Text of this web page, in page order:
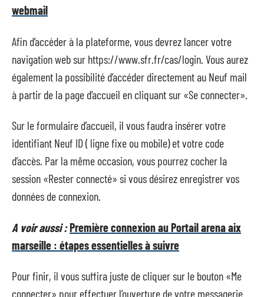
webmail
Afin d’accéder à la plateforme, vous devrez lancer votre
navigation web sur https://www.sfr.fr/cas/login. Vous aurez
également la possibilité d’accéder directement au Neuf mail
à partir de la page d’accueil en cliquant sur «Se connecter».
Sur le formulaire d’accueil, il vous faudra insérer votre
identifiant Neuf ID ( ligne fixe ou mobile) et votre code
d’accès. Par la même occasion, vous pourrez cocher la
session «Rester connecté» si vous désirez enregistrer vos
données de connexion.
A voir aussi :Première connexion au Portail arena aix
marseille : étapes essentielles à suivre
Pour finir, il vous suffira juste de cliquer sur le bouton «Me
connecter» pour effectuer l’ouverture de votre messagerie